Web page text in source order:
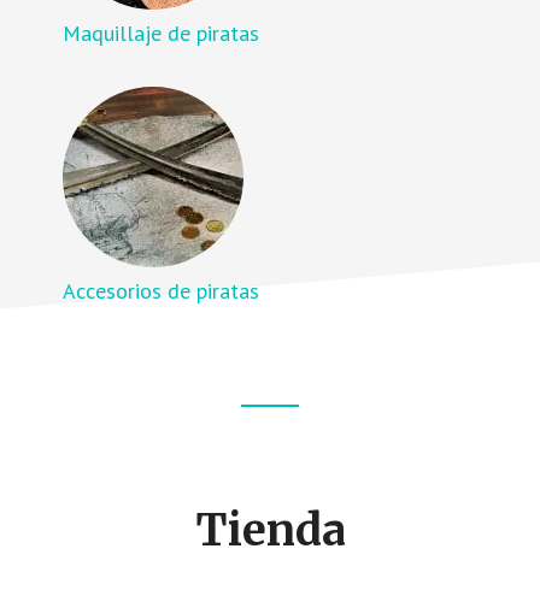
Maquillaje de piratas
Accesorios de piratas
Tienda